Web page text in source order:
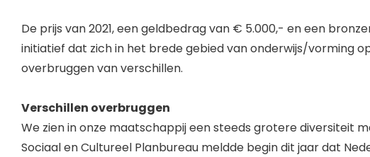
De prijs van 2021, een geldbedrag van € 5.000,- en een
initiatief dat zich in het brede gebied van onderwijs/vorming
overbruggen van verschillen.
Verschillen overbruggen
We zien in onze maatschappij een steeds grotere diversiteit
Sociaal en Cultureel Planbureau meldde begin dit jaar dat